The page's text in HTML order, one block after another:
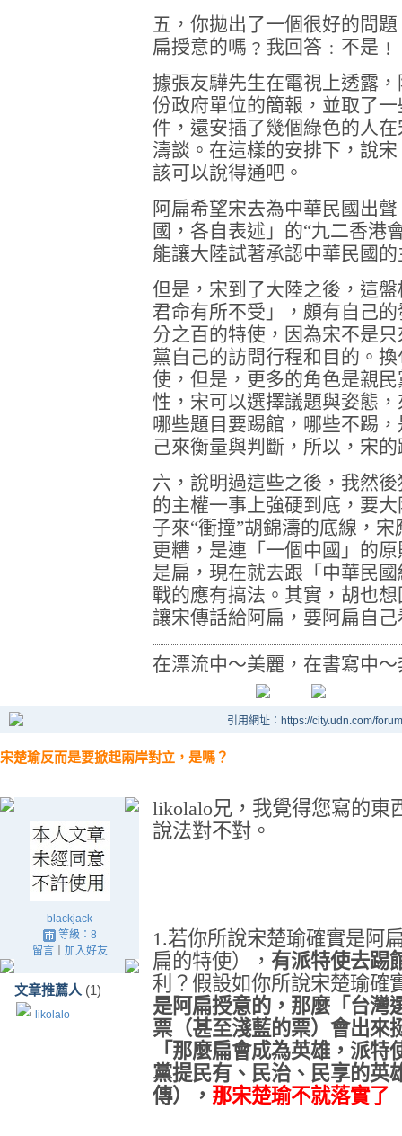
五，你拋出了一個很好的問
扁授意的嗎﹖我回答﹕不是﹗
據張友驊先生在電視上透露
份政府單位的簡報，並取了
件，還安插了幾個綠色的人
濤談。在這樣的安排下，說
該可以說得通吧。
阿扁希望宋去為中華民國出
國，各自表述」的“九二香港
能讓大陸試著承認中華民國
但是，宋到了大陸之後，這
君命有所不受」，頗有自己
分之百的特使，因為宋不是
黨自己的訪問行程和目的。
使，但是，更多的角色是親
性，宋可以選擇議題與姿態
哪些題目要踢館，哪些不踢
己來衡量與判斷，所以，宋
六，說明過這些之後，我然
的主權一事上強硬到底，要
子來“衝撞”胡錦濤的底線，
更糟，是連「一個中國」的
是扁，現在就去跟「中華民
戰的應有搞法。其實，胡也
讓宋傳話給阿扁，要阿扁自
在漂流中～美麗，在書寫中
引用網址：https://city.udn.com/
宋楚瑜反而是要掀起兩岸對立，是嗎？
blackjack
等級：8
留言｜ 加入好友
文章推薦人 (1)
likolalo
likolalo兄，我覺得您寫的東
說法對不對。
1.若你所說宋楚瑜確實是阿
扁的特使）， 有派特使去踢
利？假設如你所說宋楚瑜確
是阿扁授意的，那麼「台灣
票（甚至淺藍的票）會出來
「那麼扁會成為英雄，派
黨提民有、民治、民享的英
傳）， 那宋楚瑜不就落實了